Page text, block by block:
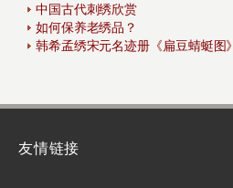
中国古代刺绣欣赏
如何保养老绣品？
韩希孟绣宋元名迹册《扁豆蜻蜓图》
友情链接